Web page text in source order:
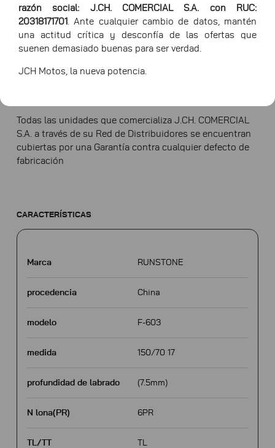
razón social: J.CH. COMERCIAL S.A. con RUC:
20318171701
. Ante cualquier cambio de datos, mantén
una actitud crítica y desconfía de las ofertas que
suenen demasiado buenas para ser verdad.
JCH Motos, la nueva potencia.
1/1
Todas las unidades que comercializa J.CH. COMERCIAL
S.A. a través de su Red de Distribuidores se encuentran
cubiertas por una Garantía contra cualquier defecto de
fabricación
CARACTERÍSTICAS
Marca RUNSTONE
procedencia China
modelo F-603
medida 150/70 17
profundidad de labrado (7.5mm)
N lona(PR) 6PR
TL/TT TL